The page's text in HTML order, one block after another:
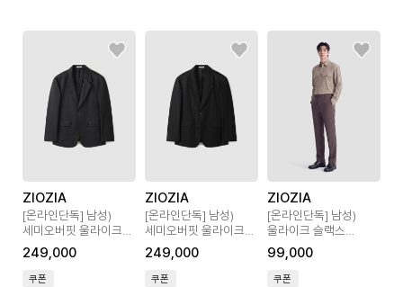
ZIOZIA
[온라인단독] 남성)
세미오버핏 울라이크
셋업 자켓
249,000
쿠폰
ZIOZIA
[온라인단독] 남성)
세미오버핏 울라이크
셋업 자켓
249,000
쿠폰
ZIOZIA
[온라인단독] 남성)
울라이크 슬랙스
스트레이트 핏
99,000
쿠폰